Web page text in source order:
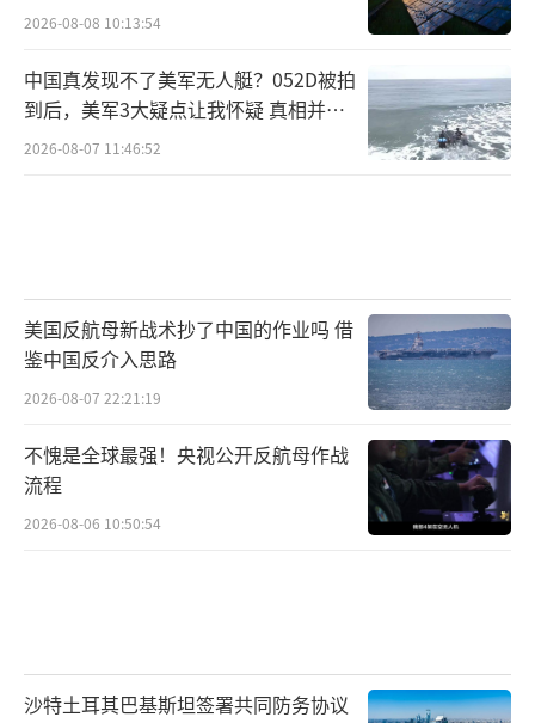
2026-08-08 10:13:54
中国真发现不了美军无人艇？052D被拍
到后，美军3大疑点让我怀疑 真相并非
如此
2026-08-07 11:46:52
美国反航母新战术抄了中国的作业吗 借
鉴中国反介入思路
2026-08-07 22:21:19
不愧是全球最强！央视公开反航母作战
流程
2026-08-06 10:50:54
沙特土耳其巴基斯坦签署共同防务协议